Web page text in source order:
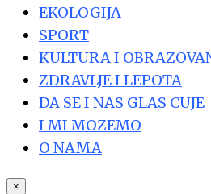
EKOLOGIJA
SPORT
KULTURA I
ZDRAVLJE I LEPOTA
DA SE I NAS GLAS CUJE
I MI MOZEMO
O NAMA
×